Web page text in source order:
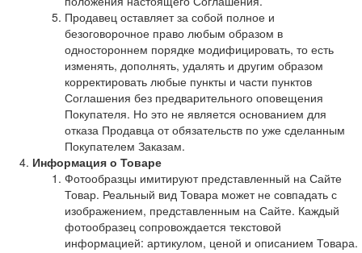
Продавец оставляет за собой полное и
безоговорочное право любым образом в
одностороннем порядке модифицировать, то есть
изменять, дополнять, удалять и другим образом
корректировать любые пункты и части пунктов
Соглашения без предварительного оповещения
Покупателя. Но это не является основанием для
отказа Продавца от обязательств по уже сделанным
Покупателем Заказам.
Информация о Товаре
Фотообразцы имитируют представленный на Сайте
Товар. Реальный вид Товара может не совпадать с
изображением, представленным на Сайте. Каждый
фотообразец сопровождается текстовой
информацией: артикулом, ценой и описанием Товара.